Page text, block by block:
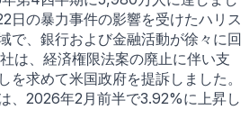
日の暴力事件の影響を受けたハリス
で、銀行および金融活動が徐々に回
は、経済権限法案の廃止に伴い支
を求めて米国政府を提訴しました。
、2026年2月前半で3.92%に上昇し